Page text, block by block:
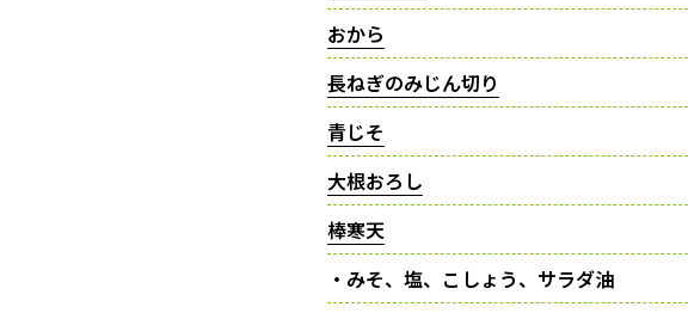
おから
長ねぎのみじん切り
青じそ
大根おろし
棒寒天
・みそ、塩、こしょう、サラダ油